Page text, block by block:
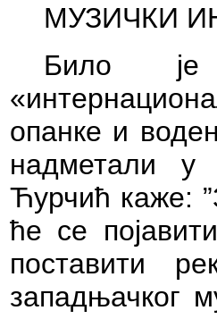
МУЗИЧКИ
Било је
опанке и
надметали у
Ћурчић каже:
ће се
поставити
западњачког